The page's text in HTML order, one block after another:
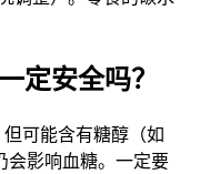
定安全吗？
可能含有糖醇（如
会影响血糖。一定要